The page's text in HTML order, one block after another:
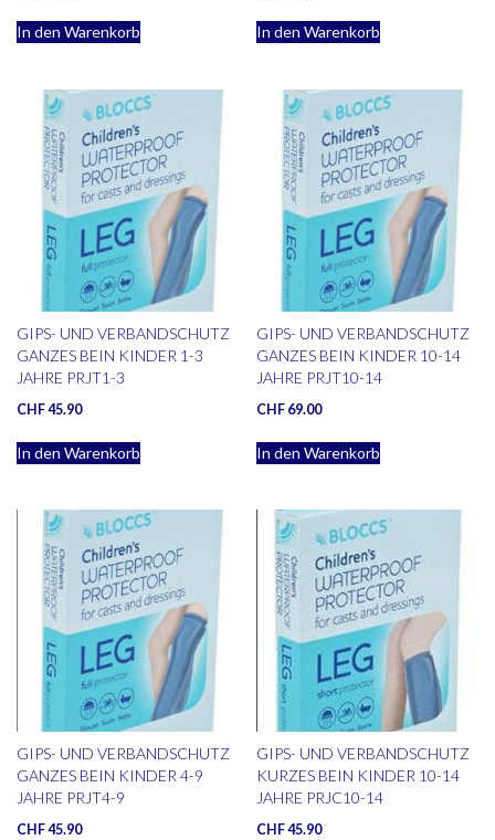
In den Warenkorb In den Warenkorb
GIPS- UND VERBANDSCHUTZ
GANZES BEIN KINDER 1-3
JAHRE PRJT1-3
CHF45.90
In den Warenkorb
GIPS- UND VERBANDSCHUTZ
GANZES BEIN KINDER 10-14
JAHRE PRJT10-14
CHF 69.00
In den Warenkorb
GIPS- UND VERBANDSCHUTZ
GANZES BEIN KINDER 4-9
JAHRE PRJT4-9
CHF45.90
GIPS- UND VERBANDSCHUTZ
KURZES BEIN KINDER 10-14
JAHRE PRJC10-14
CHF45.90